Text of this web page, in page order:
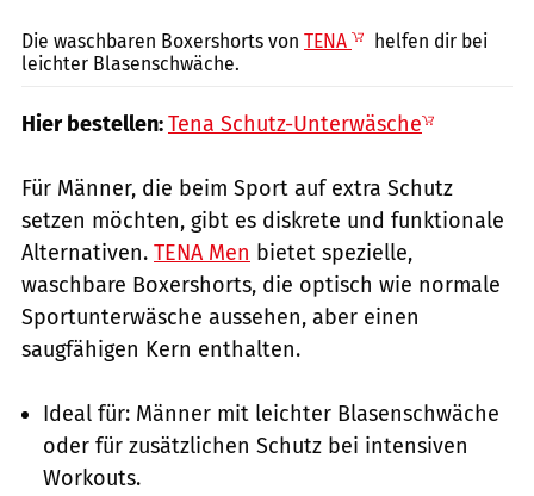
Die waschbaren Boxershorts von TENA
helfen dir bei
leichter Blasenschwäche.
Hier bestellen:Tena Schutz-Unterwäsche
Für Männer, die beim Sport auf extra Schutz
setzen möchten, gibt es diskrete und funktionale
Alternativen. TENA Men bietet spezielle,
waschbare Boxershorts, die optisch wie normale
Sportunterwäsche aussehen, aber einen
saugfähigen Kern enthalten.
Ideal für: Männer mit leichter Blasenschwäche
oder für zusätzlichen Schutz bei intensiven
Workouts.